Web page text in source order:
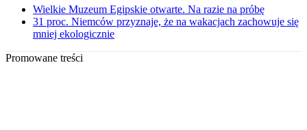
Wielkie Muzeum Egipskie otwarte. Na razie na próbę
31 proc. Niemców przyznaje, że na wakacjach zachowuje się
mniej ekologicznie
Promowane treści